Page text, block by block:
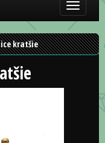
menu
kratšie